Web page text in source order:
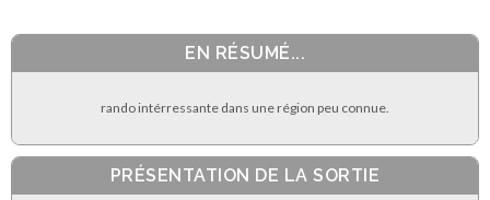
EN RÉSUMÉ...
rando intérressante dans une région peu connue.
PRÉSENTATION DE LA SORTIE